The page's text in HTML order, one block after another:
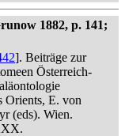
1882, p. 141;
]. Beiträge zur
Österreich-
Orients, E. von
(eds). Wien.